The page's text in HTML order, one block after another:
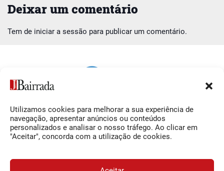
Utilizamos cookies para melhorar a sua experiência de
navegação, apresentar anúncios ou conteúdos
personalizados e analisar o nosso tráfego. Ao clicar em
"Aceitar", concorda com a utilização de cookies.
Deixar um comentário
Tem de iniciar a sessão para publicar um comentário.
Siga-nos
Facebook
O Jornal da Bairrada
Contactos